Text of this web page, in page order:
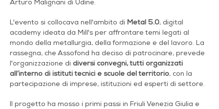
Arturo Malignani di Udine.
L'evento si collocava nell'ambito di Metal 5.0, digital
academy ideata da Mill's per affrontare temi legati al
mondo della metallurgia, della formazione e del lavoro. La
rassegna, che Assofond ha deciso di patrocinare, prevede
l'organizzazione di diversi convegni, tutti organizzati
all’interno di istituti tecnici e scuole del territorio, con la
partecipazione di imprese, istituzioni ed esperti di settore.
Il progetto ha mosso i primi passi in Friuli Venezia Giulia e